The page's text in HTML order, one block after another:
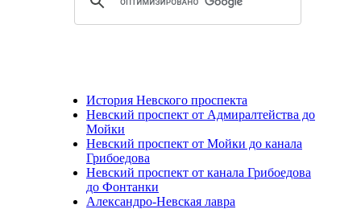
История Невского проспекта
Невский проспект от Адмиралтейства до
Мойки
Невский проспект от Мойки до канала
Грибоедова
Невский проспект от канала Грибоедова
до Фонтанки
Александро-Невская лавра